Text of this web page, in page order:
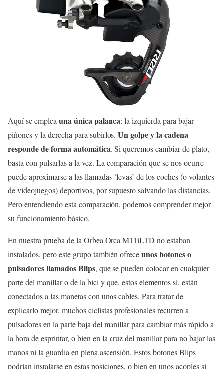
Aquí se emplea una única palanca: la izquierda para bajar
piñones y la derecha para subirlos. Un golpe y la cadena
responde de forma automática. Si queremos cambiar de plato,
basta con pulsarlas a la vez. La comparación que se nos ocurre
puede aproximarse a las llamadas ‘levas’ de los coches (o volantes
de videojuegos) deportivos, por supuesto salvando las distancias.
Pero entendiendo esta comparación, podemos comprender mejor
su funcionamiento básico.
En nuestra prueba de la Orbea Orca M11iLTD no estaban
instalados, pero este grupo también ofreceunos botones o
pulsadores llamados Blips, que se pueden colocar en cualquier
parte del manillar o de la bici y que, estos elementos sí, están
conectados a las manetas con unos cables. Para tratar de
explicarlo mejor, muchos ciclistas profesionales recurren a
pulsadores en la parte baja del manillar para cambiar más rápido a
la hora de esprintar, o bien en la cruz del manillar para no bajar las
manos ni la guardia en plena ascensión. Estos botones Blips
podrían instalarse en estas posiciones, o bien en unos acoples si